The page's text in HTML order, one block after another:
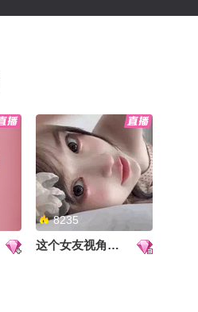
8235
这个女友视角好治愈~